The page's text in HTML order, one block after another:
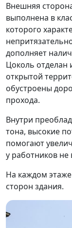
Внешняя
выполнена в
которого
дополняет
Цоколь отделан
открытой
обустроены
прохода.
Внутри
тона, высокие
помогают
у работников
На каждом этаже
сторон здания.